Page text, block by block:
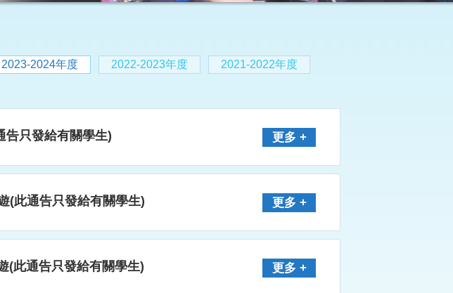
2023-2024年度 2022-2023年度 2021-2022年度
告只發給有關學生) 更多 +
(此通告只發給有關學生) 更多 +
(此通告只發給有關學生) 更多 +